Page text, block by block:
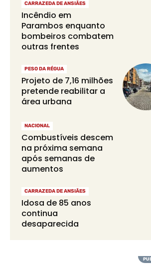
CARRAZEDA DE ANSIÃES
Incêndio em
Parambos enquanto
bombeiros combatem
outras frentes
PESO DA RÉGUA
Projeto de 7,16 milhões
pretende reabilitar a
área urbana
NACIONAL
Combustíveis descem
na próxima semana
após semanas de
aumentos
CARRAZEDA DE ANSIÃES
Idosa de 85 anos
continua
desaparecida